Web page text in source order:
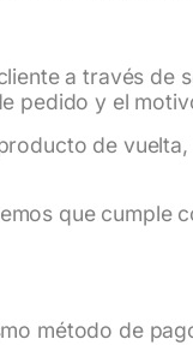
a través de
pedido y el
de
que cumple
método de